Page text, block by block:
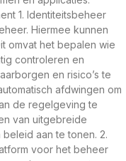
1. Identiteitsbeheer
Hiermee kunnen
omvat het bepalen wie
controleren en
en risico’s te
afdwingen om
de regelgeving te
van uitgebreide
aan te tonen. 2.
voor het beheer